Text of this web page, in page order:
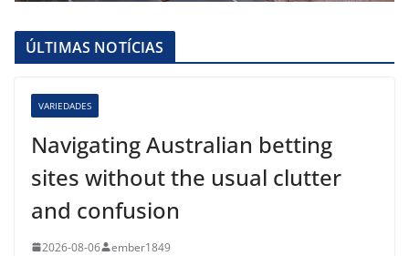
ÚLTIMAS NOTÍCIAS
VARIEDADES
Navigating Australian betting
sites without the usual clutter
and confusion
2026-08-06 ember1849